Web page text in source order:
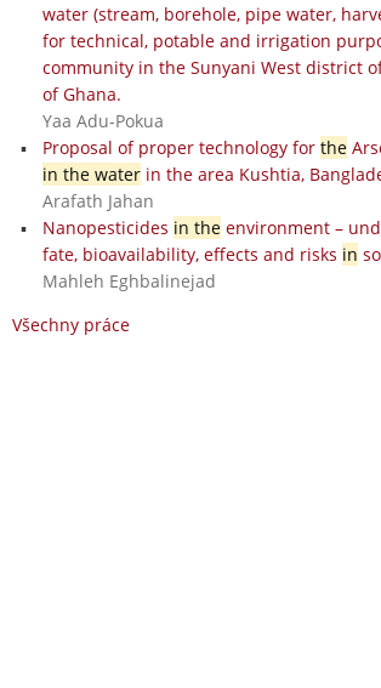
water (stream, borehole, pipe water,
for technical, potable and irrigation
community in the Sunyani West district
of Ghana.
Yaa Adu-Pokua
Proposal of proper technology for the
in the waterin the area Kushtia,
Arafath Jahan
Nanopesticides in theenvironment –
fate, bioavailability, effects and risks in
Mahleh Eghbalinejad
Všechny práce